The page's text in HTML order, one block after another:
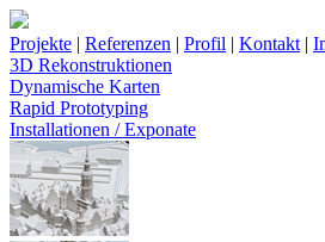
Projekte | Referenzen | Profil | Kontakt |
3D Rekonstruktionen
Dynamische Karten
Rapid Prototyping
Installationen / Exponate